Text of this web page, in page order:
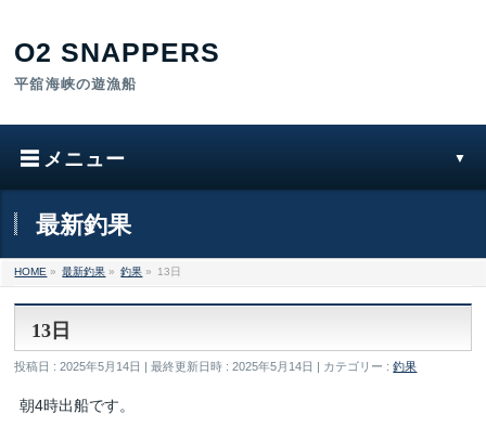
最新釣果
HOME » 最新釣果 » 釣果 » 13日
13日
投稿日 : 2025年5月14日 最終更新日時 : 2025年5月14日 カテゴリー :釣果
朝4時出船です。